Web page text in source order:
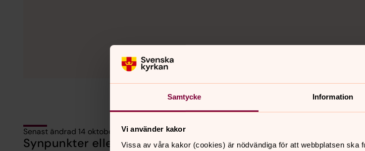
Samtycke Information
Vi använder kakor
Vissa av våra kakor (cookies) är nödvändiga för att webbplatsen
Senast ändrad 14 oktober 2025
Synpunkter eller frågor på sidans innehåll?